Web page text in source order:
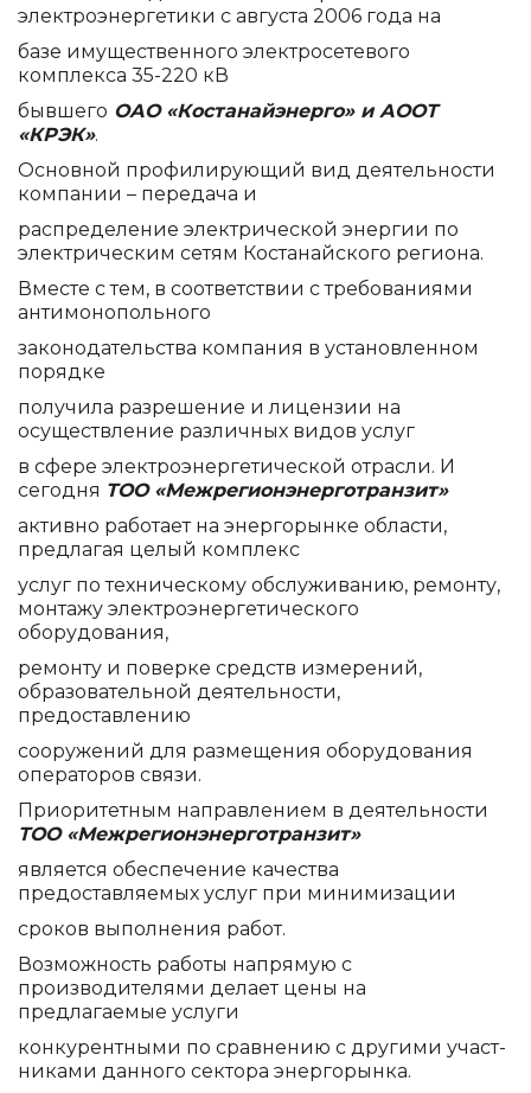
электроэнергетики с августа 2006 года на
базе имущественного электросетевого
комплекса 35-220 кВ
бывшего ОАО «Костанайэнерго» и АООТ
«КРЭК».
Основной профилирующий вид деятельности
компании – передача и
распределение электрической энергии по
электрическим сетям Костанайского региона.
Вместе с тем, в соответствии с требованиями
антимонопольного
законодательства компания в установленном
порядке
получила разрешение и лицензии на
осуществление различных видов услуг
в сфере электроэнергетической отрасли. И
сегодня ТОО «Межрегионэнерготранзит»
активно работает на энергорынке области,
предлагая целый комплекс
услуг по техническому обслуживанию, ремонту,
монтажу электроэнергетического
оборудования,
ремонту и поверке средств измерений,
образовательной деятельности,
предоставлению
сооружений для размещения оборудования
операторов связи.
Приоритетным направлением в деятельности
ТОО «Межрегионэнерготранзит»
является обеспечение качества
предоставляемых услуг при минимизации
сроков выполнения работ.
Возможность работы напря­мую с
производителями делает цены на
предлагаемые услуги
конкурентными по сравнению с другими участ­
ни­ками данного сектора энерго­рын­ка.